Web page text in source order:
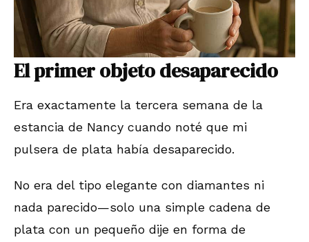
El primer objeto desaparecido
Era exactamente la tercera semana de la
estancia de Nancy cuando noté que mi
pulsera de plata había desaparecido.
No era del tipo elegante con diamantes ni
nada parecido—solo una simple cadena de
plata con un pequeño dije en forma de